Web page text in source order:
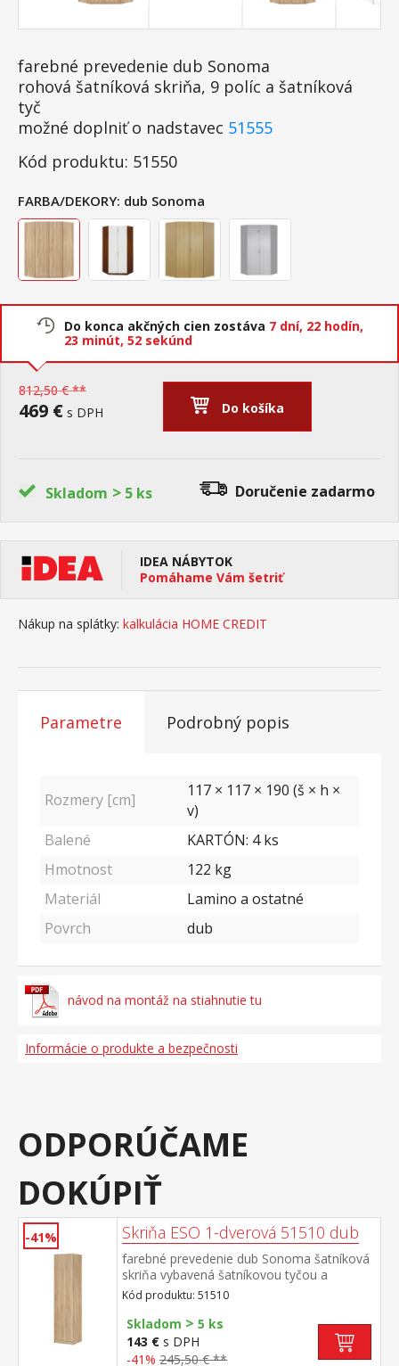
farebné prevedenie dub Sonoma
rohová šatníková skriňa, 9 políc a šatníková
tyč
možné doplniť o nadstavec 51555
Kód produktu: 51550
FARBA/DEKORY: dub Sonoma
Do konca akčných cien zostáva 7 dní, 22 hodín,
23 minút, 51 sekúnd
812,50 € **
469 € s DPH Do košíka
Skladom > 5 ks Doručenie zadarmo
IDEA NÁBYTOK
Pomáhame Vám šetriť
Nákup na splátky: kalkulácia HOME CREDIT
Parametre Podrobný popis
Rozmery [cm]
117 × 117 × 190 (š × h ×
v)
Balené
KARTÓN: 4 ks
Hmotnost
122 kg
Materiál
Lamino a ostatné
Povrch
dub
návod na montáž na stiahnutie tu
Informácie o produkte a bezpečnosti
ODPORÚČAME
DOKÚPIŤ
-41% Skriňa ESO 1-dverová 51510 dub
farebné prevedenie dub Sonoma šatníková
skriňa vybavená šatníkovou tyčou a
policou možné doplniť o nadstavec 51515
Kód produktu: 51510
Skladom > 5 ks
143 € s DPH
-41% 245,50 € **